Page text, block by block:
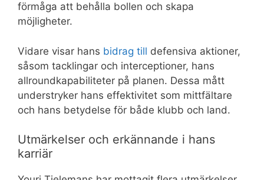
förmåga att behålla bollen och skapa
möjligheter.
Vidare visar hans bidrag till defensiva aktioner,
såsom tacklingar och interceptioner, hans
allroundkapabiliteter på planen. Dessa mått
understryker hans effektivitet som mittfältare
och hans betydelse för både klubb och land.
Utmärkelser och erkännande i hans
karriär